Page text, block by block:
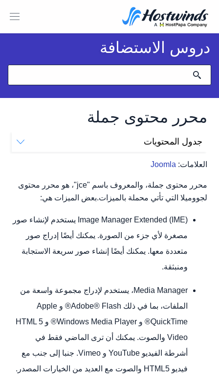
دروس الاستضافة
محرر محتوى جملة
العلامات: Joomla
جدول المحتويات
قم بتعيين JCE كمحرر افتراضي
محرر محتوى جملة، والمعروف باسم "jce"، هو محرر محتوى
لجووميلا التي تأتي محملة بالميزات.بعض الميزات هي:
Image Manager Extended (IME) يستخدم لإنشاء صور
مصغرة لأي جزء من الصورة. يمكنك أيضًا إدراج صور
متعددة معها. يمكنك أيضًا إنشاء صور سريعة الاستجابة
ومنبثقة.
Media Manager، يستخدم لإدراج مجموعة واسعة من
الملفات، بما في ذلك Adobe® Flash® و Apple
QuickTime® و Windows Media Player® و HTML 5
Video والصوت. يمكنك أن ترى الماضي فقط في
أشرطة الفيديو YouTube و Vimeo. جنبا إلى جنب مع
فيديو HTML5 والصوت مع العديد من الخيارات المصدر.